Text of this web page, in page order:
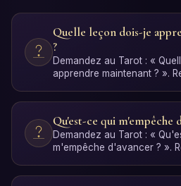
Quelle leçon dois-je
?
Demandez au Tarot : «
apprendre maintenant ? ».
Qu'est-ce qui m'empêche
Demandez au Tarot : «
m'empêche d'avancer ? ».